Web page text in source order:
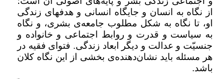
از نگاه به انسان و جایگاه انسانی و هدفهای زندگی
او، تا نگاه به شکل مطلوب جامعه‌ی بشری، و نگاه
به سیاست و قدرت و روابط اجتماعی و خانواده و
جنسیّت و عدالت و دیگر ابعاد زندگی. فتوای فقیه در
هر مسئله باید نشان‌دهنده‌ی بخشی از این نگاه کلان
باشد.